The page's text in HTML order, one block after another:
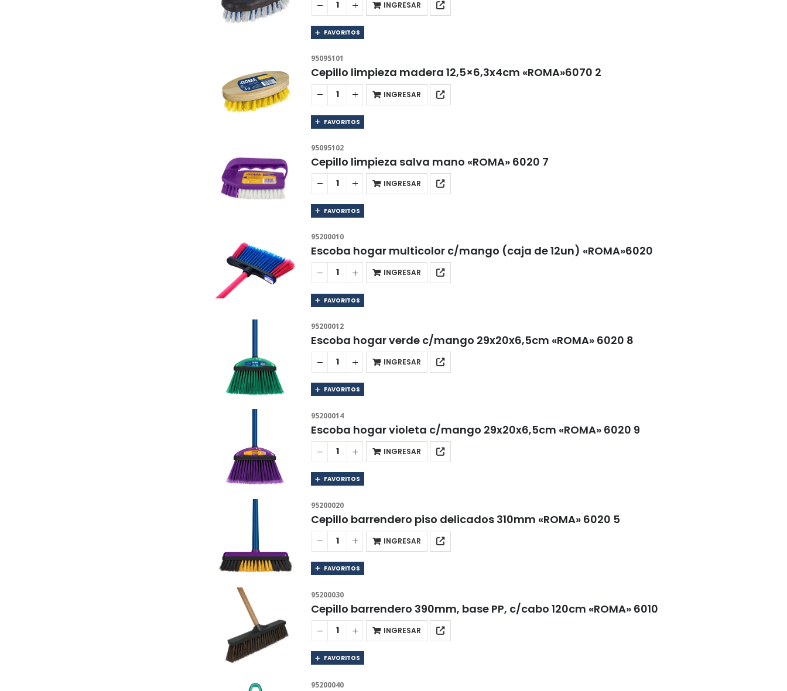
INGRESAR
FAVORITOS
95095101
Cepillo limpieza madera 12,5×6,3x4cm «ROMA»6070 2
INGRESAR
FAVORITOS
95095102
Cepillo limpieza salva mano «ROMA» 6020 7
INGRESAR
FAVORITOS
95200010
Escoba hogar multicolor c/mango (caja de 12un) «ROMA»6020
INGRESAR
FAVORITOS
95200012
Escoba hogar verde c/mango 29x20x6,5cm «ROMA» 6020 8
INGRESAR
FAVORITOS
95200014
Escoba hogar violeta c/mango 29x20x6,5cm «ROMA» 6020 9
INGRESAR
FAVORITOS
95200020
Cepillo barrendero piso delicados 310mm «ROMA» 6020 5
INGRESAR
FAVORITOS
95200030
Cepillo barrendero 390mm, base PP, c/cabo 120cm «ROMA» 6010
INGRESAR
FAVORITOS
95200040